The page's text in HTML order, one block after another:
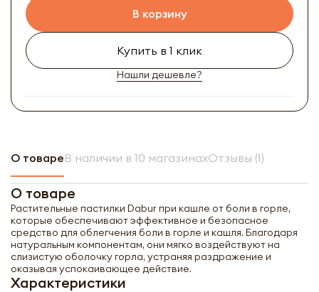
В корзину
Купить в 1 клик
Нашли дешевле?
О товареВ наличии в 10 магазинахОтзывы (1)
О товаре
Растительные пастилки Dabur при кашле от боли в горле,
которые обеспечивают эффективное и безопасное
средство для облегчения боли в горле и кашля. Благодаря
натуральным компонентам, они мягко воздействуют на
слизистую оболочку горла, устраняя раздражение и
оказывая успокаивающее действие.
Характеристики